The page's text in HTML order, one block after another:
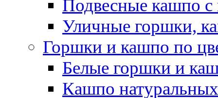
Подвесные кашпо с
Уличные горшки,
Горшки и кашпо по
Белые горшки и
Кашпо